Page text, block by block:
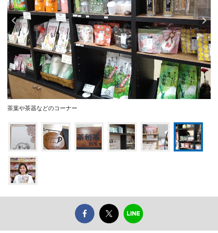
茶葉や茶器などのコーナー